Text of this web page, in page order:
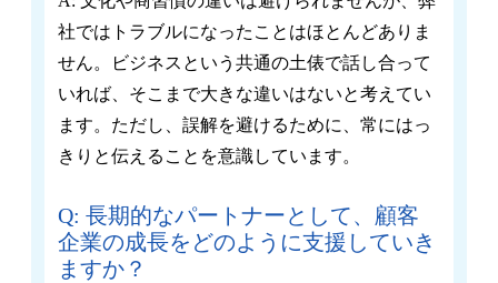
社ではトラブルになったことはほとんどありま
せん。ビジネスという共通の土俵で話し合って
いれば、そこまで大きな違いはないと考えてい
ます。ただし、誤解を避けるために、常にはっ
きりと伝えることを意識しています。
Q: 長期的なパートナーとして、顧客
企業の成長をどのように支援していき
ますか？